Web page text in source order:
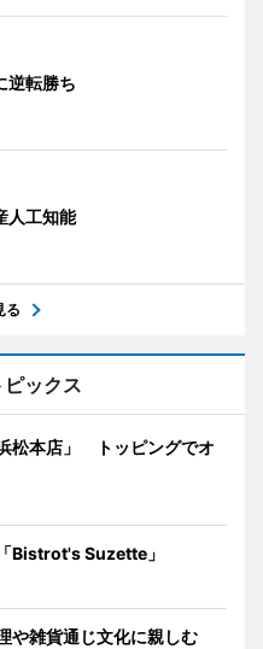
逆転勝ち
人工知能
る
ックス
松本店」 トッピングでオ
Bistrot's Suzette」
雑貨通じ文化に親しむ